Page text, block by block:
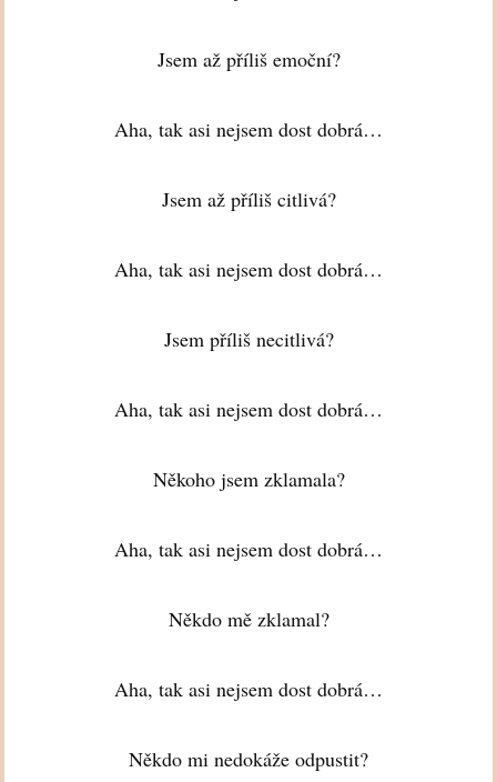
Jsem až příliš emoční?
Aha, tak asi nejsem dost dobrá…
Jsem až příliš citlivá?
Aha, tak asi nejsem dost dobrá…
Jsem příliš necitlivá?
Aha, tak asi nejsem dost dobrá…
Někoho jsem zklamala?
Aha, tak asi nejsem dost dobrá…
Někdo mě zklamal?
Aha, tak asi nejsem dost dobrá…
Někdo mi nedokáže odpustit?